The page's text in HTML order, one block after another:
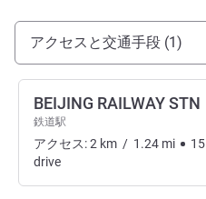
アクセスと交通機関
アクセスと交通手段 (1)
BEIJING RAILWAY STN
鉄道駅
アクセス:2 km / 1.24 mi 15
drive